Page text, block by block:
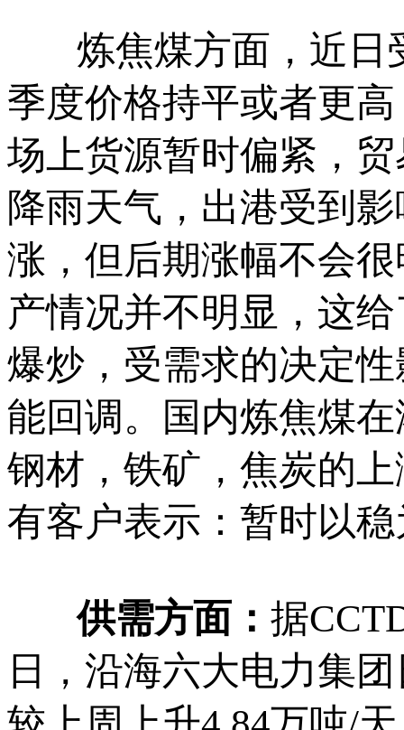
炼焦煤方面，近日
季度价格持平或者更
场上货源暂时偏紧，
降雨天气，出港受到
涨，但后期涨幅不会
产情况并不明显，这
爆炒，受需求的决定
能回调。国内炼焦煤
钢材，铁矿，焦炭的
有客户表示：暂时以
供需方面： 据
日，沿海六大电力集